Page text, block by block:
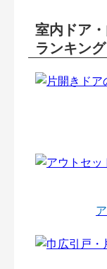
室内ドア
ランキング